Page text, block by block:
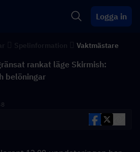
Logga in
Vaktmästare
rankat läge Skirmish:
belöningar